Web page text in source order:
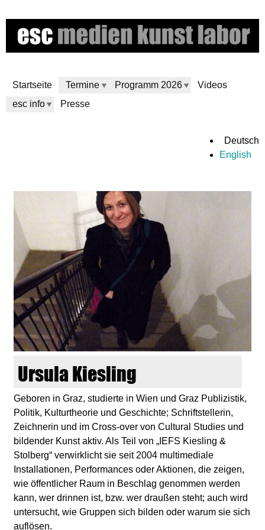
zum
Inhalt
Startseite Termine Programm 2026
Videos
esc info
Presse
c
m
e
d
e
k
u
n
s
Deutsch
English
Ursula Kiesling
Geboren in Graz, studierte in Wien und Graz Publizistik,
Politik, Kulturtheorie und Geschichte; Schriftstellerin,
Zeichnerin und im Cross-over von Cultural Studies und
bildender Kunst aktiv. Als Teil von „IEFS Kiesling &
Stolberg“ verwirklicht sie seit 2004 multimediale
Installationen, Performances oder Aktionen, die zeigen,
wie öffentlicher Raum in Beschlag genommen werden
kann, wer drinnen ist, bzw. wer draußen steht; auch wird
untersucht, wie Gruppen sich bilden oder warum sie sich
auflösen.